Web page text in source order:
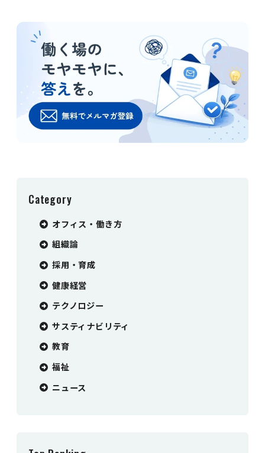
Category
オフィス・働き方
組織論
採用・育成
健康経営
テクノロジー
サスティナビリティ
教育
福祉
ニュース